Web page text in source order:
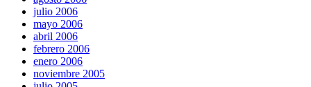
julio 2006
mayo 2006
abril 2006
febrero 2006
enero 2006
noviembre 2005